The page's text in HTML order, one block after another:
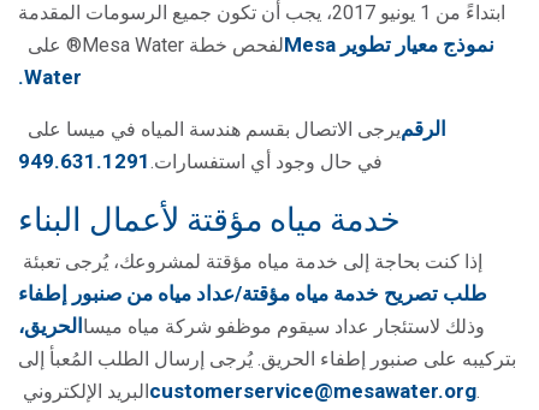
ابتداءً من 1 يونيو 2017، يجب أن تكون جميع الرسومات المقدمة
لفحص خطة Mesa Water® علىنموذج معيار تطوير Mesa
Water.
يرجى الاتصال بقسم هندسة المياه في ميسا علىالرقم
949.631.1291في حال وجود أي استفسارات.
خدمة مياه مؤقتة لأعمال البناء
إذا كنت بحاجة إلى خدمة مياه مؤقتة لمشروعك، يُرجى تعبئة
طلب تصريح خدمة مياه مؤقتة/عداد مياه من صنبور إطفاء
الحريق،وذلك لاستئجار عداد سيقوم موظفو شركة مياه ميسا
بتركيبه على صنبور إطفاء الحريق. يُرجى إرسال الطلب المُعبأ إلى
البريد الإلكترونيcustomerservice@mesawater.org